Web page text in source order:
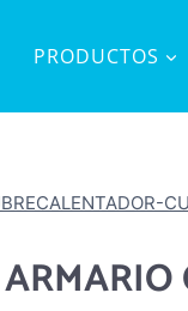
PRODUCTOS
ARMARIO